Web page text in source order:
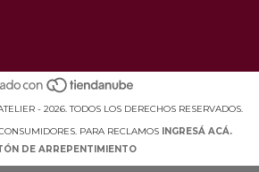
- 2026. TODOS LOS DERECHOS RESERVADOS.
PARA RECLAMOS INGRESÁ ACÁ.
DE ARREPENTIMIENTO